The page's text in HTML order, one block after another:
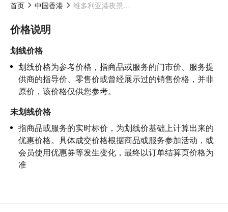
首页 中国香港 维多利亚港夜景豪华梦之旅(含无限小食饮品＋专人相机摄影+观光大使现场介绍）
价格说明
划线价格
划线价格为参考价格，指商品或服务的门市价、服务提
供商的指导价、零售价或曾经展示过的销售价格，并非
原价，该价格仅供您参考。
未划线价格
指商品或服务的实时标价，为划线价基础上计算出来的
优惠价格。具体成交价格根据商品或服务参加活动，或
会员使用优惠券等发生变化，最终以订单结算页价格为
准